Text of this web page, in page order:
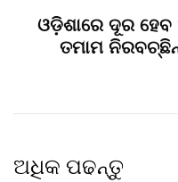
ଓଡ଼ିଶାରେ ଦୂର
ତମାମ
ଅଧିକ ପଢନ୍ତୁ